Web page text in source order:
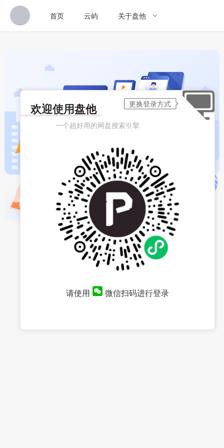
首页 云屿 关于盘他
欢迎使用盘他
一个超好用的网盘搜索引擎
请使用 微信扫码进行登录